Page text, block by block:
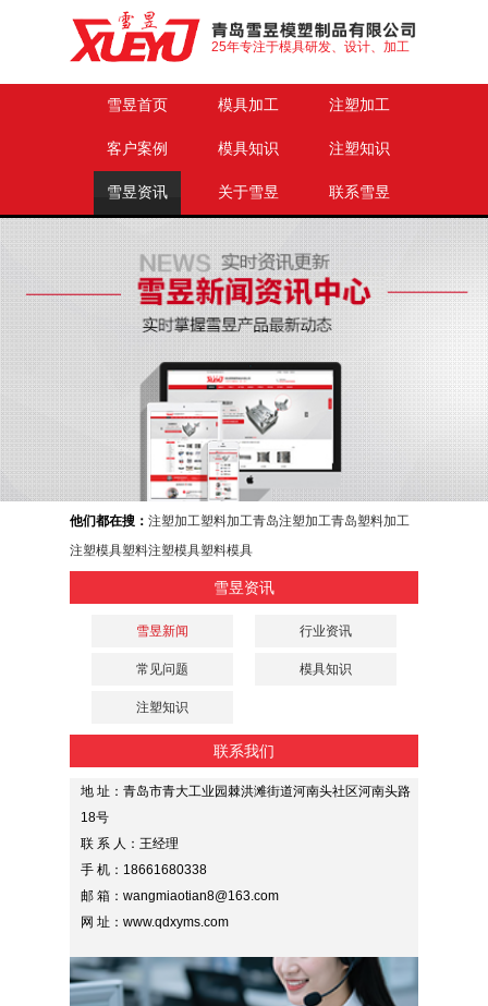
25年专注于模具研发、设计、加工
雪昱首页 模具加工 注塑加工
客户案例 模具知识 注塑知识
雪昱资讯 关于雪昱 联系雪昱
他们都在搜： 注塑加工塑料加工青岛注塑加工青岛塑料加工
注塑模具塑料注塑模具塑料模具
雪昱资讯
雪昱新闻 行业资讯
常见问题 模具知识
注塑知识
联系我们
地 址：青岛市青大工业园棘洪滩街道河南头社区河南头路
18号
联 系 人：王经理
手 机：18661680338
邮 箱：wangmiaotian8@163.com
网 址：www.qdxyms.com